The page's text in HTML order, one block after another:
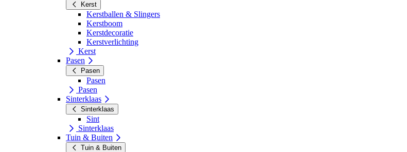
Kerst
Kerstballen & Slingers
Kerstboom
Kerstdecoratie
Kerstverlichting
Kerst
Pasen
Pasen
Pasen
Pasen
Sinterklaas
Sinterklaas
Sint
Sinterklaas
Tuin & Buiten
Tuin & Buiten